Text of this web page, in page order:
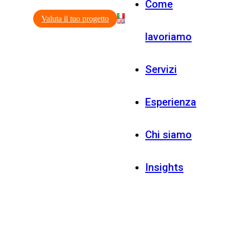
Valuta il tuo progetto
Come
lavoriamo
Servizi
Esperienza
Chi siamo
Insights